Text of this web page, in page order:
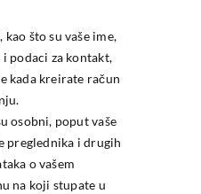
što su vaše ime,
i podaci za kontakt,
kada kreirate račun
osobni, poput vaše
preglednika i drugih
o vašem
na koji stupate u